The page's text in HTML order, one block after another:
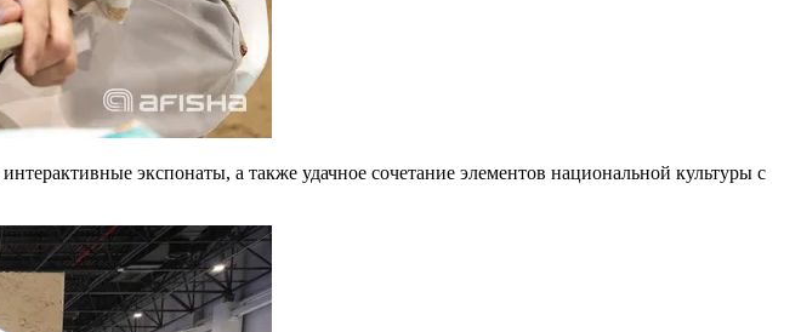
экспонаты, а также удачное сочетание элементов национальной культуры с